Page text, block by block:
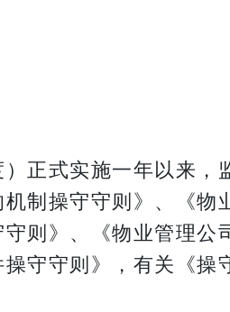
正式实施一年以来
制操守守则》、《
则》、《物业管理
守守则》，有关《